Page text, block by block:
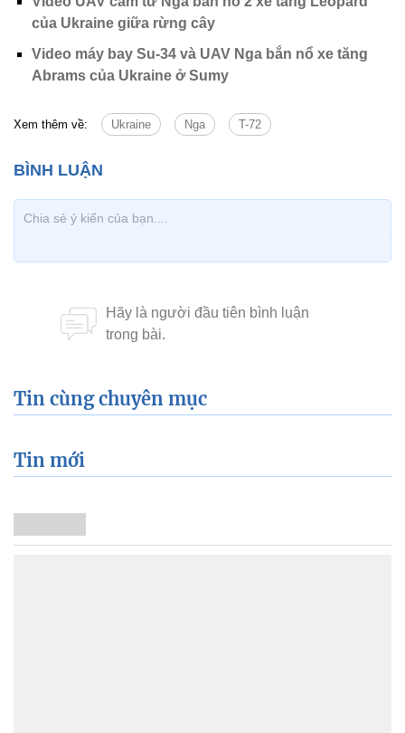
của Ukraine giữa rừng cây
Video máy bay Su-34 và UAV Nga bắn nổ xe tăng
Abrams của Ukraine ở Sumy
Xem thêm về: Ukraine Nga T-72
Tin cùng chuyên mục
Tin mới